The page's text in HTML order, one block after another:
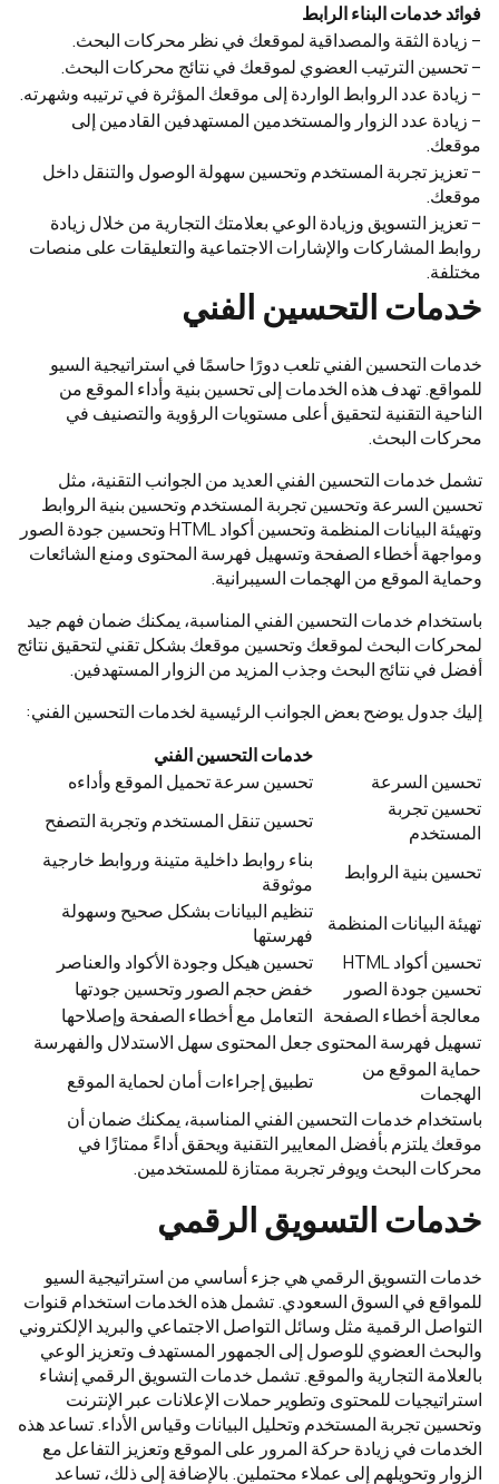
فوائد خدمات البناء الرابط
– زيادة الثقة والمصداقية لموقعك في نظر محركات البحث.
– تحسين الترتيب العضوي لموقعك في نتائج محركات البحث.
– زيادة عدد الروابط الواردة إلى موقعك المؤثرة في ترتيبه وشهرته.
– زيادة عدد الزوار والمستخدمين المستهدفين القادمين إلى
موقعك.
– تعزيز تجربة المستخدم وتحسين سهولة الوصول والتنقل داخل
موقعك.
– تعزيز التسويق وزيادة الوعي بعلامتك التجارية من خلال زيادة
روابط المشاركات والإشارات الاجتماعية والتعليقات على منصات
مختلفة.
خدمات التحسين الفني
خدمات التحسين الفني تلعب دورًا حاسمًا في استراتيجية السيو
للمواقع. تهدف هذه الخدمات إلى تحسين بنية وأداء الموقع من
الناحية التقنية لتحقيق أعلى مستويات الرؤوية والتصنيف في
محركات البحث.
تشمل خدمات التحسين الفني العديد من الجوانب التقنية، مثل
تحسين السرعة وتحسين تجربة المستخدم وتحسين بنية الروابط
وتهيئة البيانات المنظمة وتحسين أكواد HTML وتحسين جودة الصور
ومواجهة أخطاء الصفحة وتسهيل فهرسة المحتوى ومنع الشائعات
وحماية الموقع من الهجمات السيبرانية.
باستخدام خدمات التحسين الفني المناسبة، يمكنك ضمان فهم جيد
لمحركات البحث لموقعك وتحسين موقعك بشكل تقني لتحقيق نتائج
أفضل في نتائج البحث وجذب المزيد من الزوار المستهدفين.
إليك جدول يوضح بعض الجوانب الرئيسية لخدمات التحسين الفني:
خدمات التحسين الفني
تحسين السرعة
تحسين سرعة تحميل الموقع وأداءه
تحسين تجربة
المستخدم
تحسين تنقل المستخدم وتجربة التصفح
تحسين بنية الروابط
بناء روابط داخلية متينة وروابط خارجية
موثوقة
تهيئة البيانات المنظمة
تنظيم البيانات بشكل صحيح وسهولة
فهرستها
تحسين أكواد HTML
تحسين هيكل وجودة الأكواد والعناصر
تحسين جودة الصور
خفض حجم الصور وتحسين جودتها
معالجة أخطاء الصفحة التعامل مع أخطاء الصفحة وإصلاحها
تسهيل فهرسة المحتوى جعل المحتوى سهل الاستدلال والفهرسة
حماية الموقع من
الهجمات
تطبيق إجراءات أمان لحماية الموقع
باستخدام خدمات التحسين الفني المناسبة، يمكنك ضمان أن
موقعك يلتزم بأفضل المعايير التقنية ويحقق أداءً ممتازًا في
محركات البحث ويوفر تجربة ممتازة للمستخدمين.
خدمات التسويق الرقمي
خدمات التسويق الرقمي هي جزء أساسي من استراتيجية السيو
للمواقع في السوق السعودي. تشمل هذه الخدمات استخدام قنوات
التواصل الرقمية مثل وسائل التواصل الاجتماعي والبريد الإلكتروني
والبحث العضوي للوصول إلى الجمهور المستهدف وتعزيز الوعي
بالعلامة التجارية والموقع. تشمل خدمات التسويق الرقمي إنشاء
استراتيجيات للمحتوى وتطوير حملات الإعلانات عبر الإنترنت
وتحسين تجربة المستخدم وتحليل البيانات وقياس الأداء. تساعد هذه
الخدمات في زيادة حركة المرور على الموقع وتعزيز التفاعل مع
الزوار وتحويلهم إلى عملاء محتملين. بالإضافة إلى ذلك، تساعد